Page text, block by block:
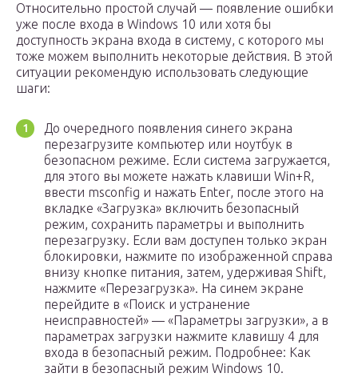
Относительно простой случай — появление ошибки
уже после входа в Windows 10 или хотя бы
доступность экрана входа в систему, с которого мы
тоже можем выполнить некоторые действия. В этой
ситуации рекомендую использовать следующие
шаги:
До очередного появления синего экрана
перезагрузите компьютер или ноутбук в
безопасном режиме. Если система загружается,
для этого вы можете нажать клавиши Win+R,
ввести msconfig и нажать Enter, после этого на
вкладке «Загрузка» включить безопасный
режим, сохранить параметры и выполнить
перезагрузку. Если вам доступен только экран
блокировки, нажмите по изображенной справа
внизу кнопке питания, затем, удерживая Shift,
нажмите «Перезагрузка». На синем экране
перейдите в «Поиск и устранение
неисправностей» — «Параметры загрузки», а в
параметрах загрузки нажмите клавишу 4 для
входа в безопасный режим. Подробнее: Как
зайти в безопасный режим Windows 10.